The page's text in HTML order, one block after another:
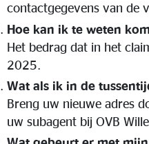
contactgegevens van de
Hoe kan ik te weten
Het bedrag dat in het
2025.
Wat als ik in de
Breng uw nieuwe adres
uw subagent bij OVB